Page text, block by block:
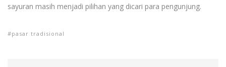
sayuran masih menjadi pilihan yang dicari para pengunjung.
pasar tradisional